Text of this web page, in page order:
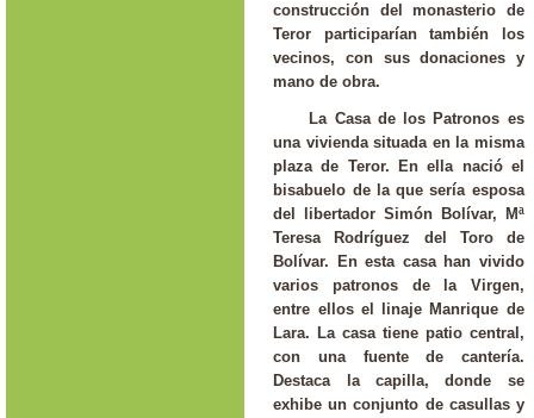
construcción del monasterio de
Teror participarían también los
vecinos, con sus donaciones y
mano de obra.
La Casa de los Patronos es
una vivienda situada en la misma
plaza de Teror. En ella nació el
bisabuelo de la que sería esposa
del libertador Simón Bolívar, Mª
Teresa Rodríguez del Toro de
Bolívar. En esta casa han vivido
varios patronos de la Virgen,
entre ellos el linaje Manrique de
Lara. La casa tiene patio central,
con una fuente de cantería.
Destaca la capilla, donde se
exhibe un conjunto de casullas y